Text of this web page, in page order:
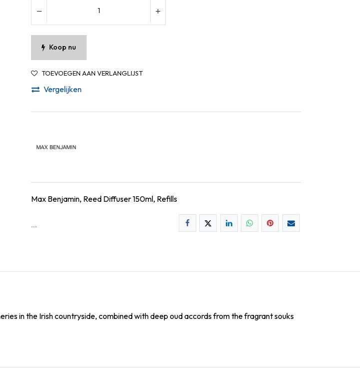
Koop nu
TOEVOEGEN AAN VERLANGLIJST
Vergelijken
Max Benjamin, Reed Diffuser 150ml, Refills
...
in the Irish countryside, combined with deep oud accords from the fragrant souks